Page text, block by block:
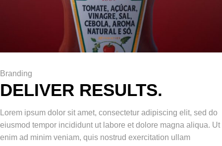
Branding
DELIVER RESULTS.
Lorem ipsum dolor sit amet, consectetur adipiscing elit, sed do
eiusmod tempor incididunt ut labore et dolore magna aliqua. Ut
enim ad minim veniam, quis nostrud exercitation ullam